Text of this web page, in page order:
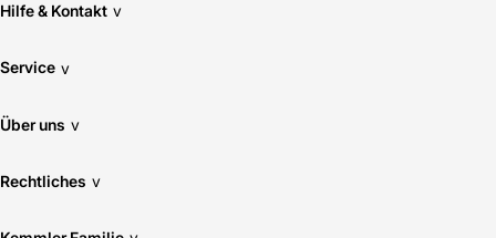
Hilfe & Kontakt v
Service v
Über uns v
Rechtliches v